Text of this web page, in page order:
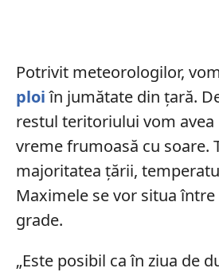
Potrivit meteorologilor,
ploiîn jumătate din țară.
restul teritoriului vom avea
vreme frumoasă cu soare.
majoritatea țării,
Maximele se vor situa între
grade.
„Este posibil ca în ziua de